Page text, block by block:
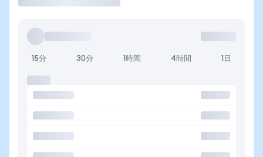
15分 30分 1時間 4時間 1日